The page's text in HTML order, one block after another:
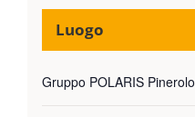
Luogo
Gruppo POLARIS Pinerolo